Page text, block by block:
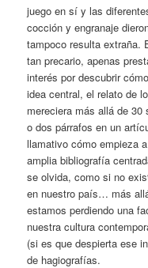
juego en sí y las
cocción y engranaje
tampoco resulta extraña.
tan precario, apenas
interés por descubrir
idea central, el relato de
mereciera más allá de
o dos párrafos en un
llamativo cómo empieza
amplia bibliografía
se olvida, como si no
en nuestro país… más
estamos perdiendo una
nuestra cultura
(si es que despierta ese
de hagiografías.